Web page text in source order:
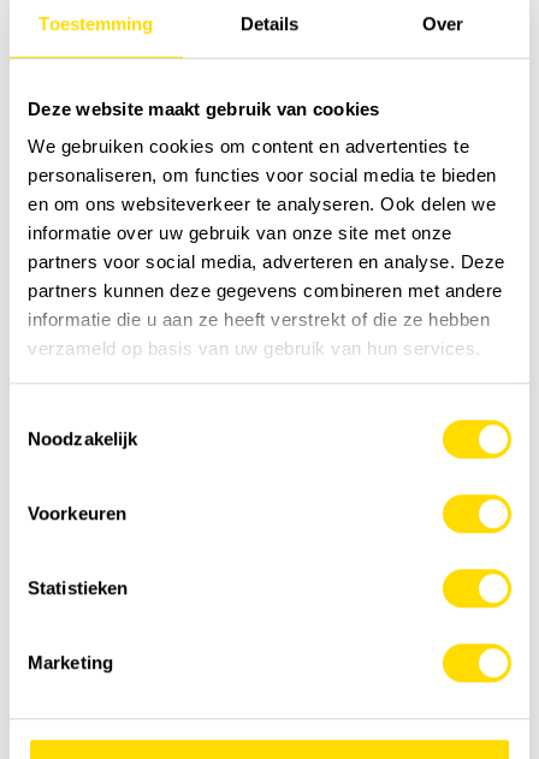
Toestemming Details Over
Deze website maakt gebruik van cookies
We gebruiken cookies om content en advertenties te
personaliseren, om functies voor social media te bieden
en om ons websiteverkeer te analyseren. Ook delen we
informatie over uw gebruik van onze site met onze
partners voor social media, adverteren en analyse. Deze
partners kunnen deze gegevens combineren met andere
informatie die u aan ze heeft verstrekt of die ze hebben
verzameld op basis van uw gebruik van hun services.
Noodzakelijk
Voorkeuren
Statistieken
Marketing